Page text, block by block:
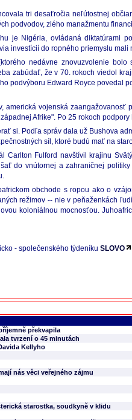
tri desaťročia neľútostnej
podvodov, zlého manažmentu
je Nigéria, ovládaná diktatúrami
investícií do ropného priemyslu
nedávne znovuzvolenie
zabúdať, že v 70. rokoch viedol
podvýboru Edward Royce
americká vojenská
Afrike". Po 25 rokoch
si. Podľa správ dala už Bushova
síl, ktoré budú mať na
Carlton Fulford navštívil krajinu
do vnútornej a zahraničnej
obchode s ropou ako o
režimov -- nie v peňaženkách
koloniálnou mocnosťou.
- společenského týdeníku SLOVO
překvapila
tvrzení o 45 minutách
Kellyho
nás věci veřejného zájmu
starostka, soudkyně v klidu